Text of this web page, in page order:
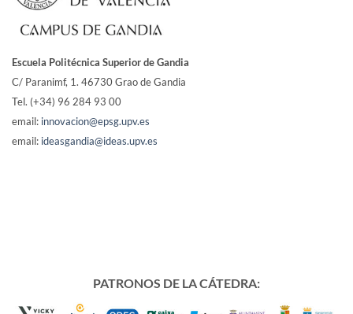
Escuela Politécnica Superior de Gandia
C/ Paranimf, 1. 46730 Grao de Gandia
Tel. (+34) 96 284 93 00
email: innovacion@epsg.upv.es
email: ideasgandia@ideas.upv.es
PATRONOS DE LA CÁTEDRA: